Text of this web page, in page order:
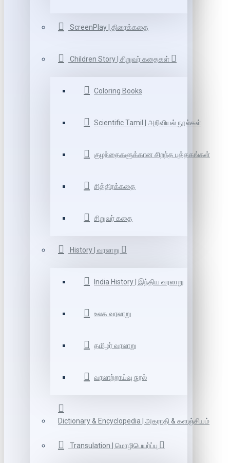
ScreenPlay | திரைக்கதை
Children Story | சிறுவர் கதைகள்
Coloring Books
Scientific Tamil | அறிவியல் நூல்கள்
குழந்தைகளுக்கான சிறந்த புத்தகங்கள்
சித்திரக்கதை
சிறுவர் கதை
History | வரலாறு
India History | இந்திய வரலாறு
உலக வரலாறு
தமிழர் வரலாறு
வரலாற்றாய்வு நூல்
Dictionary & Encyclopedia | அகராதி & களஞ்சியம்
Transulation | மொழிபெயர்ப்பு